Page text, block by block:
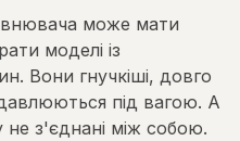
може мати
моделі із
Вони гнучкіші, довго
під вагою. А
з'єднані між собою.